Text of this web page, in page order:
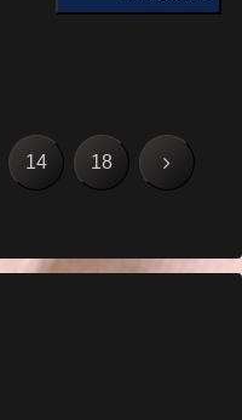
14 18 次